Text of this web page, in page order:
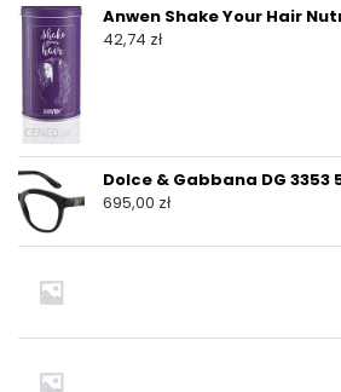
Anwen Shake Your Hair
42,74 zł
Dolce & Gabbana DG 3353
695,00 zł